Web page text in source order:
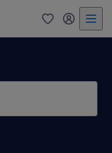
0 my